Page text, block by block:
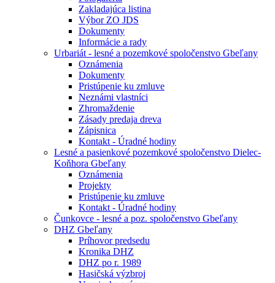
Zakladajúca listina
Výbor ZO JDS
Dokumenty
Informácie a rady
Urbariát - lesné a pozemkové spoločenstvo Gbeľany
Oznámenia
Dokumenty
Pristúpenie ku zmluve
Neznámi vlastníci
Zhromaždenie
Zásady predaja dreva
Zápisnica
Kontakt - Úradné hodiny
Lesné a pasienkové pozemkové spoločenstvo Dielec-
Koňhora Gbeľany
Oznámenia
Projekty
Pristúpenie ku zmluve
Kontakt - Úradné hodiny
Čunkovce - lesné a poz. spoločenstvo Gbeľany
DHZ Gbeľany
Príhovor predsedu
Kronika DHZ
DHZ po r. 1989
Hasičská výzbroj